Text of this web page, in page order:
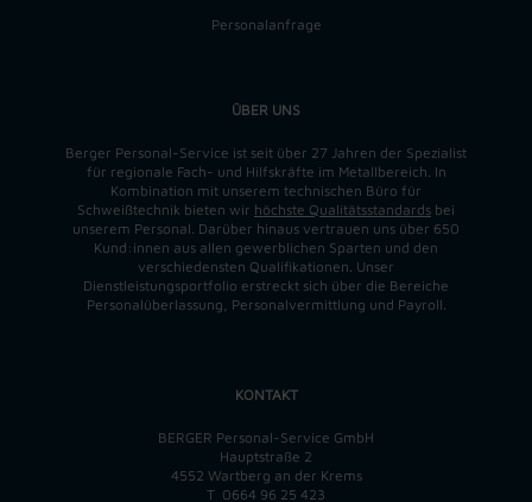
Personalanfrage
ÜBER UNS
Berger Personal-Service ist seit über 27 Jahren der Spezialist
für regionale Fach- und Hilfskräfte im Metallbereich. In
Kombination mit unserem technischen Büro für
Schweißtechnik bieten wir höchste Qualitätsstandards bei
unserem Personal. Darüber hinaus vertrauen uns über 650
Kund:innen aus allen gewerblichen Sparten und den
verschiedensten Qualifikationen. Unser
Dienstleistungsportfolio erstreckt sich über die Bereiche
Personalüberlassung, Personalvermittlung und Payroll.
KONTAKT
BERGER Personal-Service GmbH
Hauptstraße 2
4552 Wartberg an der Krems
T 0664 96 25 423